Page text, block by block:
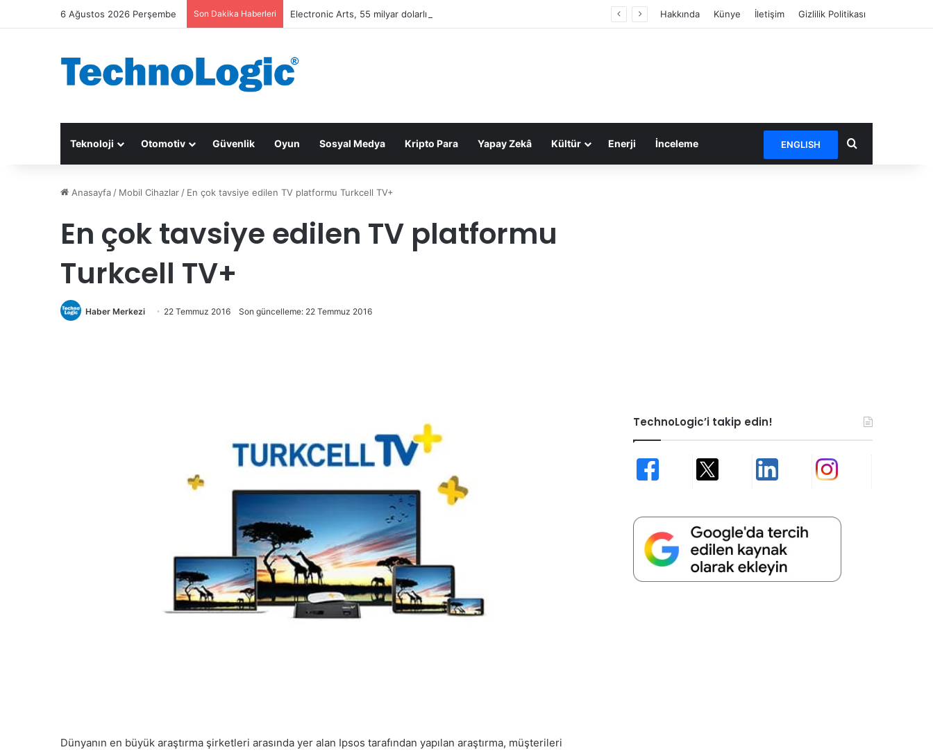
6 Ağustos 2026 Perşembe Son Dakika Haberleri Electronic Arts, 55 milyar dolarlık anlaşmayla Suudi Arabistan’ın oldu Hakkında Künye İletişim Gizlilik Politikası
Teknoloji Otomotiv Güvenlik Oyun Sosyal Medya Kripto Para Yapay Zekâ Kültür Enerji İnceleme ENGLISH Arama yap ...
Anasayfa / Mobil Cihazlar / En çok tavsiye edilen TV platformu Turkcell TV+
En çok tavsiye edilen TV platformu
Turkcell TV+
Haber Merkezi 22 Temmuz 2016 Son güncelleme: 22 Temmuz 2016
Dünyanın en büyük araştırma şirketleri arasında yer alan Ipsos tarafından yapılan araştırma, müşterileri
TechnoLogic’i takip edin!